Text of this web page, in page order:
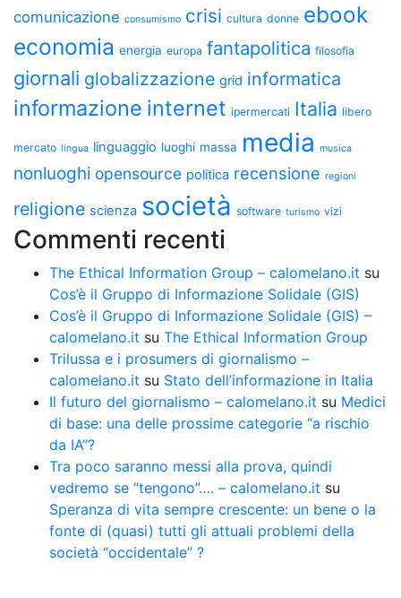
comunicazione consumismo crisi cultura donne ebook
economia energia europa fantapolitica filosofia
giornali globalizzazione grid informatica
informazione internet ipermercati Italia libero
mercato lingua linguaggio luoghi massa media musica
nonluoghi opensource politica recensione regioni
religione scienza società software turismo vizi
Commenti recenti
The Ethical Information Group – calomelano.it su
Cos’è il Gruppo di Informazione Solidale (GIS)
Cos’è il Gruppo di Informazione Solidale (GIS) –
calomelano.it su The Ethical Information Group
Trilussa e i prosumers di giornalismo –
calomelano.it su Stato dell’informazione in Italia
Il futuro del giornalismo – calomelano.it su Medici
di base: una delle prossime categorie “a rischio
da IA”?
Tra poco saranno messi alla prova, quindi
vedremo se “tengono”…. – calomelano.it su
Speranza di vita sempre crescente: un bene o la
fonte di (quasi) tutti gli attuali problemi della
società “occidentale” ?